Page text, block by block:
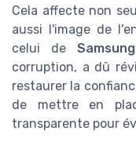
Cela affecte non
aussi l'image de
celui de Samsung
corruption, a dû
restaurer la
de mettre en
transparente pour